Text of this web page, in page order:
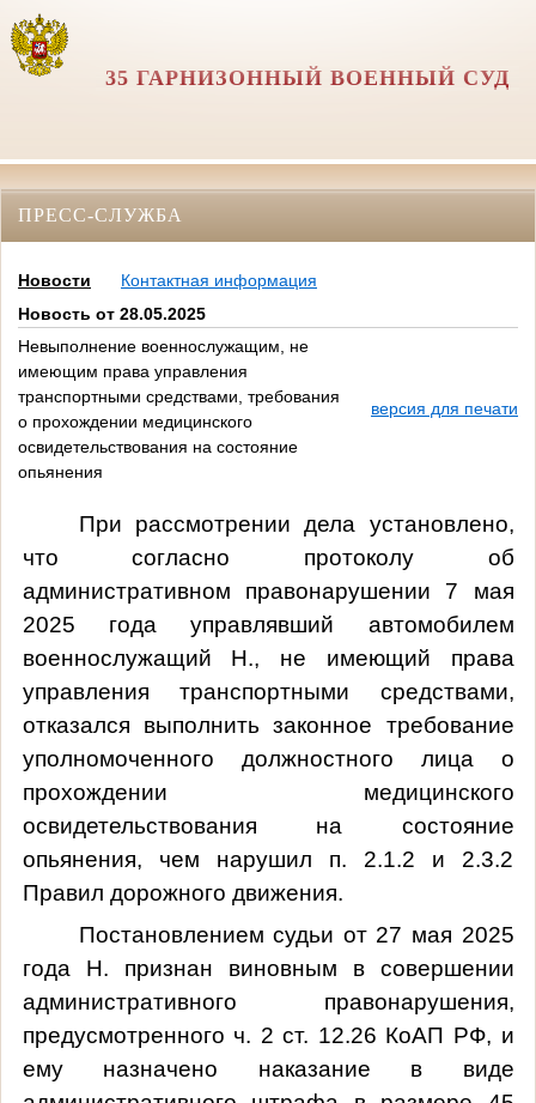
35 ГАРНИЗОННЫЙ ВОЕННЫЙ СУД
ПРЕСС-СЛУЖБА
Новости
Контактная информация
Новость от 28.05.2025
Невыполнение военнослужащим, не
имеющим права управления
транспортными средствами, требования
о прохождении медицинского
освидетельствования на состояние
опьянения
версия для печати
При рассмотрении дела установлено,
что согласно протоколу об
административном правонарушении 7 мая
2025 года управлявший автомобилем
военнослужащий Н., не имеющий права
управления транспортными средствами,
отказался выполнить законное требование
уполномоченного должностного лица о
прохождении медицинского
освидетельствования на состояние
опьянения, чем нарушил п. 2.1.2 и 2.3.2
Правил дорожного движения.
Постановлением судьи от 27 мая 2025
года Н. признан виновным в совершении
административного правонарушения,
предусмотренного ч. 2 ст. 12.26 КоАП РФ, и
ему назначено наказание в виде